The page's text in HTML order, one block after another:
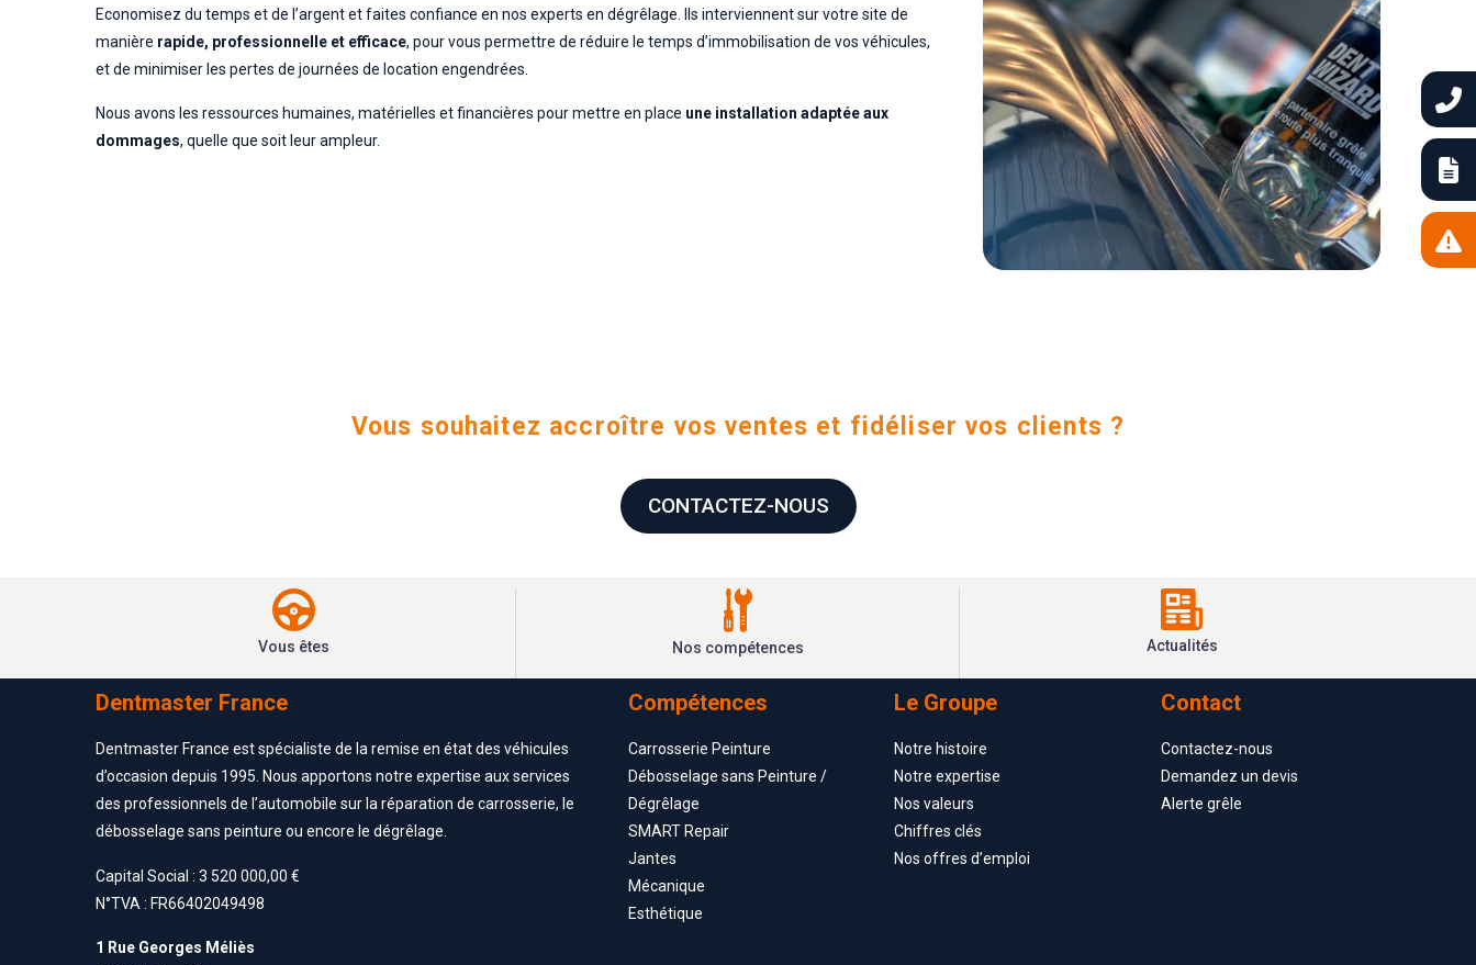
Economisez du temps et de l’argent et faites confiance en nos experts en dégrêlage. Ils interviennent sur votre site de
manière rapide, professionnelle et efficace, pour vous permettre de réduire le temps d’immobilisation de vos véhicules,
et de minimiser les pertes de journées de location engendrées.
Nous avons les ressources humaines, matérielles et financières pour mettre en place une installation adaptée aux
dommages, quelle que soit leur ampleur.
Vous souhaitez accroître vos ventes et fidéliser vos clients ?
CONTACTEZ-NOUS
Vous êtes Nos compétences Actualités
Dentmaster France
Dentmaster France est spécialiste de la remise en état des véhicules
d’occasion depuis 1995. Nous apportons notre expertise aux services
des professionnels de l’automobile sur la réparation de carrosserie, le
débosselage sans peinture ou encore le dégrêlage.
Capital Social : 3 520 000,00 €
N°TVA : FR66402049498
1 Rue Georges Méliès
Compétences
Carrosserie Peinture
Débosselage sans Peinture /
Dégrêlage
SMART Repair
Jantes
Mécanique
Esthétique
Le Groupe
Notre histoire
Notre expertise
Nos valeurs
Chiffres clés
Nos offres d’emploi
Contact
Contactez-nous
Demandez un devis
Alerte grêle